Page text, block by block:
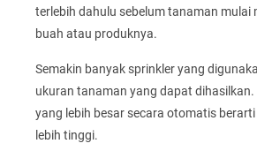
terlebih dahulu sebelum tanaman mulai
buah atau produknya.
Semakin banyak sprinkler yang
ukuran tanaman yang dapat
yang lebih besar secara otomatis
lebih tinggi.